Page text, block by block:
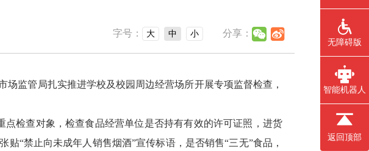
字号： 大 中 小 分享：
监管局扎实推进学校及校园周边经营场所开展专项监督检查，
检查对象，检查食品经营单位是否持有有效的许可证照，进货
“禁止向未成年人销售烟酒”宣传标语，是否销售“三无”食品，
无障碍版
智能机器人
返回顶部